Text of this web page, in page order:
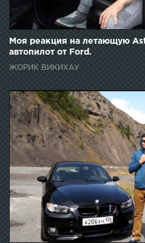
Моя реакция на летающую
автопилот от Ford.
ЖОРИК ВИКИХАУ